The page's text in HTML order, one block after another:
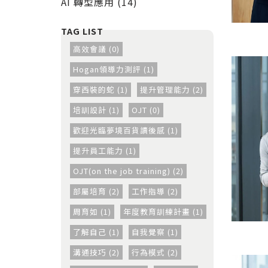
高效會議 (0)
Hogan領導力測評 (1)
穿西裝的蛇 (1)
提升管理能力 (2)
培訓設計 (1)
OJT (0)
歡迎光臨夢境百貨讀後感 (1)
提升員工能力 (1)
OJT(on the job training) (2)
部屬培育 (2)
工作指導 (2)
周育如 (1)
年度教育訓練計畫 (1)
了解自己 (1)
自我覺察 (1)
溝通技巧 (2)
行為模式 (2)